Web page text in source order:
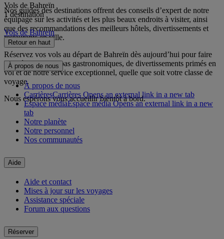
Nos guides des destinations offrent des conseils d’expert de notre
équipage sur les activités et les plus beaux endroits à visiter, ainsi
que des recommandations des meilleurs hôtels, divertissements et
restaurants en ville.
Réservez vos vols au départ de Bahreïn dès aujourd’hui pour faire
l’expérience de repas gastronomiques, de divertissements primés en
vol et de notre service exceptionnel, quelle que soit votre classe de
voyage.
Nous espérons vous accueillir bientôt à bord.
Vols de Bahreïn
1 destination
Vols de Bahreïn
Retour en haut
À propos de nous
À propos de nous
CarrièresCarrières Opens an external link in a new tab
Espace médiaEspace média Opens an external link in a new
tab
Notre planète
Notre personnel
Nos communautés
Aide
Aide et contact
Mises à jour sur les voyages
Assistance spéciale
Forum aux questions
Réserver